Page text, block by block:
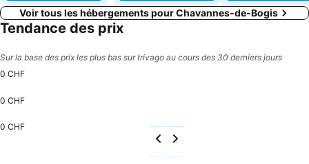
Voir tous les hébergements pour Chavannes-de-Bogis
Tendance des prix
Sur la base des prix les plus bas sur trivago au cours des 30 derniers jours
0 CHF
0 CHF
0 CHF